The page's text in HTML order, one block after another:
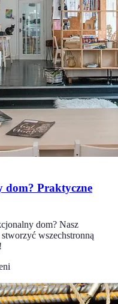
dom? Praktyczne
dom? Nasz
wszechstronną